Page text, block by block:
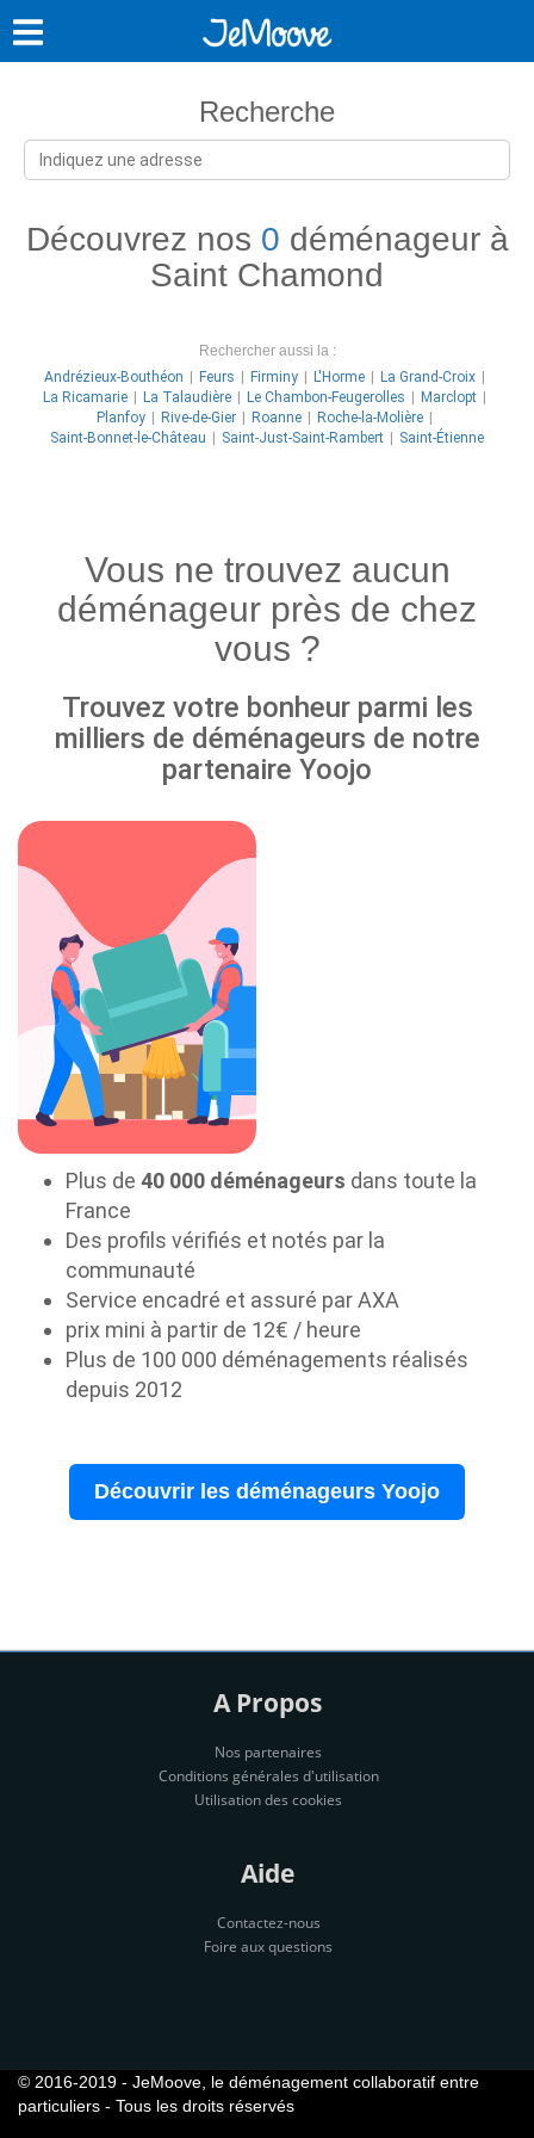
Recherche
Découvrez nos 0 déménageur à
Saint Chamond
Rechercher aussi la :
Andrézieux-Bouthéon
Feurs Firminy L'Horme
La Grand-Croix
La Ricamarie
La Talaudière Le Chambon-Feugerolles
Marclopt
Planfoy
Rive-de-Gier Roanne
Roche-la-Molière
Saint-Bonnet-le-Château
Saint-Just-Saint-Rambert Saint-Étienne
Vous ne trouvez aucun
déménageur près de chez
vous ?
Trouvez votre bonheur parmi les
milliers de déménageurs de notre
partenaire Yoojo
Plus de 40 000 déménageurs dans toute la
France
Des profils vérifiés et notés par la
communauté
Service encadré et assuré par AXA
prix mini à partir de 12€ / heure
Plus de 100 000 déménagements réalisés
depuis 2012
Découvrir les déménageurs Yoojo
A Propos
Nos partenaires
Conditions générales d'utilisation
Utilisation des cookies
Aide
Contactez-nous
Foire aux questions
© 2016-2019 - JeMoove, le déménagement collaboratif entre
particuliers - Tous les droits réservés